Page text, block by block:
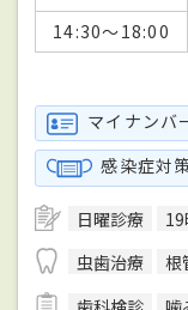
14:30～18:00
マイナンバ
感染症対
日曜診療
虫歯治療
根